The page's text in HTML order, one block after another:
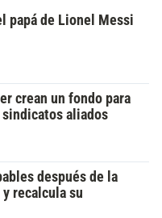
papá de Lionel Messi
crean un fondo para
sindicatos aliados
después de la
recalcula su